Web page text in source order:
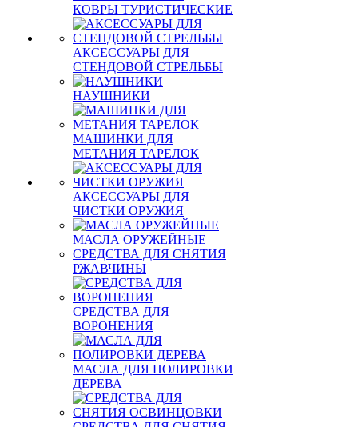
КОВРЫ ТУРИСТИЧЕСКИЕ
АКСЕССУАРЫ ДЛЯ
СТЕНДОВОЙ СТРЕЛЬБЫ
НАУШНИКИ
МАШИНКИ ДЛЯ
МЕТАНИЯ ТАРЕЛОК
АКСЕССУАРЫ ДЛЯ
ЧИСТКИ ОРУЖИЯ
МАСЛА ОРУЖЕЙНЫЕ
СРЕДСТВА ДЛЯ СНЯТИЯ
РЖАВЧИНЫ
СРЕДСТВА ДЛЯ
ВОРОНЕНИЯ
МАСЛА ДЛЯ ПОЛИРОВКИ
ДЕРЕВА